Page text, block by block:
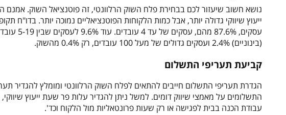
נושא חשוב שיעזור לכם בבחירת פלח השוק הרלוונטי, זה פוטנציאל השוק. אמנם
(בינוניים) 2.4% ועסקים גדולים של מעל 100 עובדים, רק 0.4% מהשוק.
קביעת תעריפי התשלום
הגדרת תעריפי התשלום חייבים להתאים לפלח השוק הרלוונטי ומומלץ להגדיר
התשלומים על מאמצי שיווק דומים. למשל ניתן להגדיר עלות פר שעת ייעוץ
עבודת הכנה בבית לפגישה או רק שעות פרונטאליות מול הלקוח וכד'.